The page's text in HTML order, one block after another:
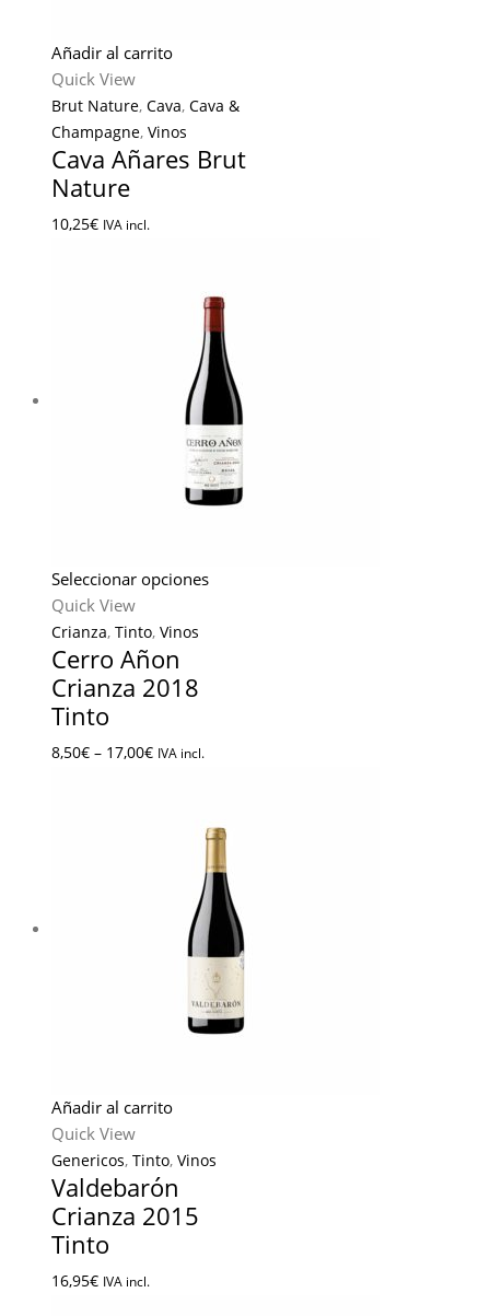
Añadir al carrito
Quick View
Brut Nature, Cava, Cava &
Champagne, Vinos
Cava Añares Brut
Nature
10,25€ IVA incl.
Seleccionar opciones
Quick View
Crianza, Tinto, Vinos
Cerro Añon
Crianza 2018
Tinto
8,50€– 17,00€ IVA incl.
Añadir al carrito
Quick View
Genericos, Tinto, Vinos
Valdebarón
Crianza 2015
Tinto
16,95€ IVA incl.